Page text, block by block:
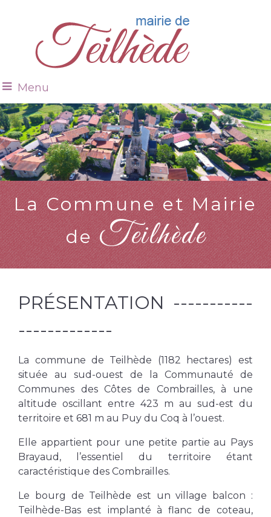
Menu
La Commune et Mairie
deTeilhède
PRÉSENTATION -----------
-------------
La commune de Teilhède (1182 hectares) est
située au sud-ouest de la Communauté de
Communes des Côtes de Combrailles, à une
altitude oscillant entre 423 m au sud-est du
territoire et 681 m au Puy du Coq à l’ouest.
Elle appartient pour une petite partie au Pays
Brayaud, l’essentiel du territoire étant
caractéristique des Combrailles.
Le bourg de Teilhède est un village balcon :
Teilhède-Bas est implanté à flanc de coteau,